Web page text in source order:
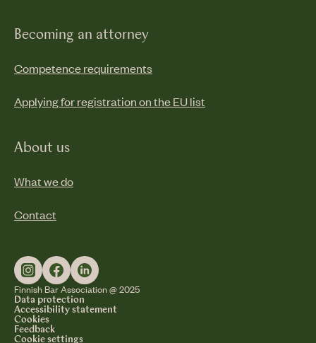
Becoming an attorney
Competence requirements
Applying for registration on the EU list
About us
What we do
Contact
Finnish Bar Association @ 2025
Data protection
Accessibility statement
Cookies
Feedback
Cookie settings